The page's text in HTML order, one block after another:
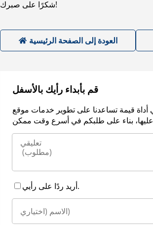
شكرًا على صبرك!
العودة إلى الصفحة الرئيسية
قم بأبداء رأيك بالأسفل
أداة قيمة تساعدنا على تطوير خدمات موقع
أريد ردًا على رأيي.